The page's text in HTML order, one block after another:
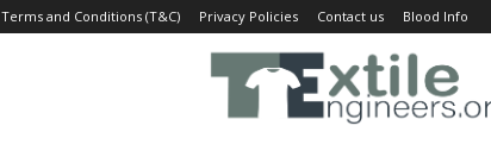
Terms and Conditions (T&C) Privacy Policies Contact us Blood Info